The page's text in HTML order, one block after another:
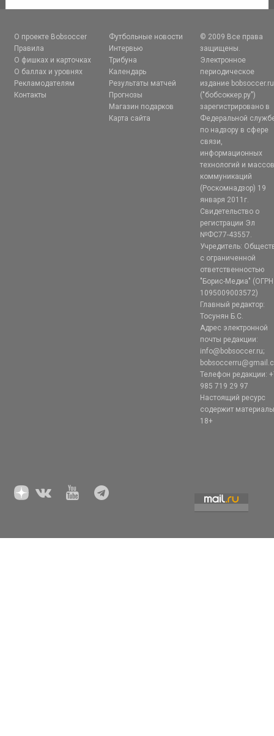
О проекте Bobsoccer
Правила
О фишках и карточках
О баллах и уровнях
Рекламодателям
Контакты
Футбольные новости
Интервью
Трибуна
Календарь
Результаты матчей
Прогнозы
Магазин подарков
Карта сайта
© 2009 Все права
защищены.
Электронное
периодическое
издание bobsoccer.ru
("бобсоккер.ру")
зарегистрировано в
Федеральной
по надзору в сфере
связи,
информационных
технологий и
коммуникаций
(Роскомнадзор) 19
января 2011г.
Свидетельство о
регистрации Эл
№ФС77-43557.
Учредитель:
с ограниченной
ответственностью
"Борис-Медиа" (ОГРН
1095009003572)
Главный редактор:
Тосунян Б.С.
Адрес электронной
почты редакции:
info@bobsoccer.ru;
Телефон редакции:
985 719 29 97
Настоящий ресурс
содержит
18+